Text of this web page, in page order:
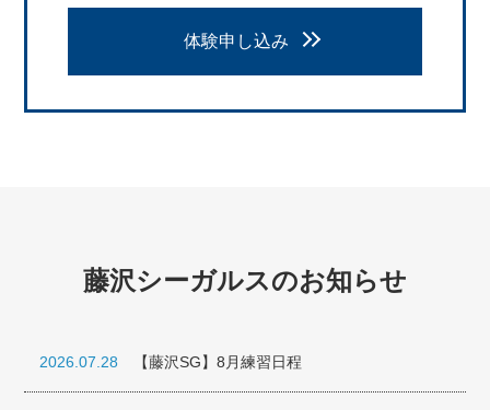
体験申し込み
藤沢シーガルスのお知らせ
2026.07.28 【藤沢SG】8月練習日程